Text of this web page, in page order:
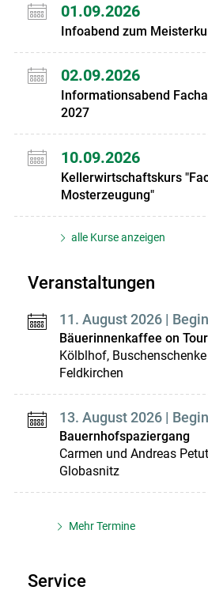
01.09.2026
Infoabend zum
02.09.2026
Informationsabend
2027
10.09.2026
Kellerwirtschaftskurs
Mosterzeugung"
alle Kurse anzeigen
Veranstaltungen
11. August 2026 |
Bäuerinnenkaffee on Tour
Kölblhof,
Feldkirchen
13. August 2026 |
Bauernhofspaziergang
Carmen und Andreas
Globasnitz
Mehr Termine
Service